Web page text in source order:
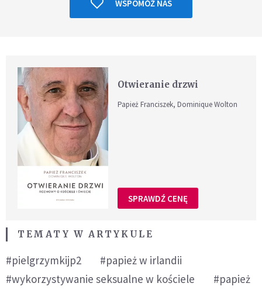
WSPOMÓŻ NAS
Otwieranie drzwi
Papież Franciszek, Dominique Wolton
SPRAWDŹ CENĘ
TEMATY W ARTYKULE
#pielgrzymkijp2
#papież w irlandii
#wykorzystywanie seksualne w kościele
#papież